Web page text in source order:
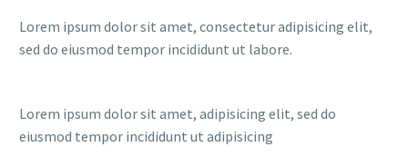
Lorem ipsum dolor sit amet, consectetur adipisicing elit,
sed do eiusmod tempor incididunt ut labore.
Lorem ipsum dolor sit amet, adipisicing elit, sed do
eiusmod tempor incididunt ut adipisicing